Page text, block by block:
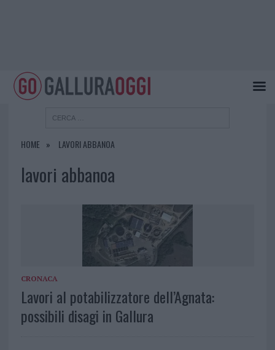
HOME LAVORI ABBANOA
lavori abbanoa
CRONACA
Lavori al potabilizzatore dell’Agnata:
possibili disagi in Gallura